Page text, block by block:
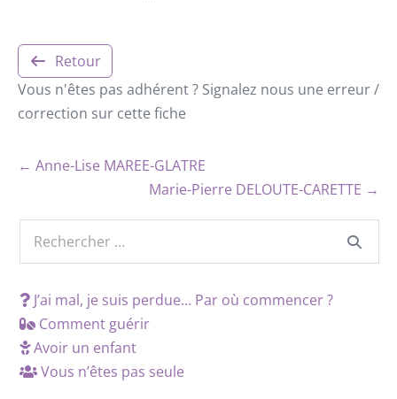
Retour
Vous n'êtes pas adhérent ? Signalez nous une erreur /
correction sur cette fiche
← Anne-Lise MAREE-GLATRE
Marie-Pierre DELOUTE-CARETTE →
J’ai mal, je suis perdue… Par où commencer ?
Comment guérir
Avoir un enfant
Vous n’êtes pas seule